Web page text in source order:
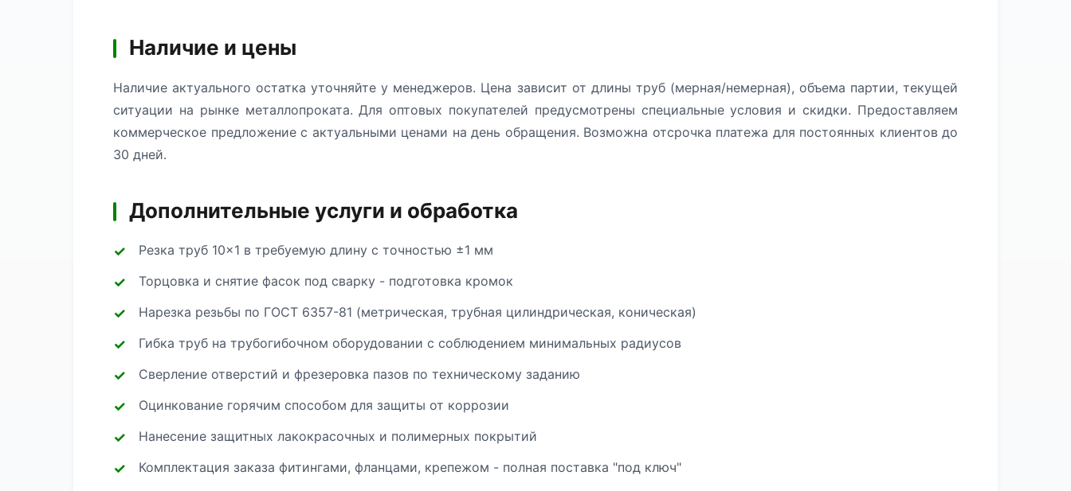
Наличие и цены
Наличие актуального остатка уточняйте у менеджеров. Цена зависит от длины труб (мерная/немерная), объема партии, текущей
ситуации на рынке металлопроката. Для оптовых покупателей предусмотрены специальные условия и скидки. Предоставляем
коммерческое предложение с актуальными ценами на день обращения. Возможна отсрочка платежа для постоянных клиентов до
30 дней.
Дополнительные услуги и обработка
Резка труб 10×1 в требуемую длину с точностью ±1 мм
Торцовка и снятие фасок под сварку - подготовка кромок
Нарезка резьбы по ГОСТ 6357-81 (метрическая, трубная цилиндрическая, коническая)
Гибка труб на трубогибочном оборудовании с соблюдением минимальных радиусов
Сверление отверстий и фрезеровка пазов по техническому заданию
Оцинкование горячим способом для защиты от коррозии
Нанесение защитных лакокрасочных и полимерных покрытий
Комплектация заказа фитингами, фланцами, крепежом - полная поставка "под ключ"